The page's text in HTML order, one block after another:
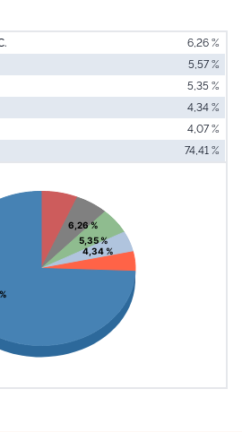
6,26 %
5,57 %
5,35 %
4,34 %
4,07 %
74,41 %
6 slices.
table, Chart
6,26 %
5,35 %
4,34 %